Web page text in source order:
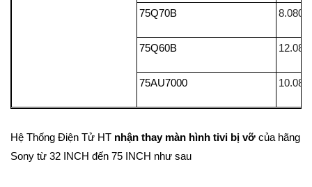
75Q70B
75Q60B
75AU7000
Hệ Thống Điện Tử HT nhận thay màn hình tivi bị vỡ của hãng
Sony từ 32 INCH đến 75 INCH như sau